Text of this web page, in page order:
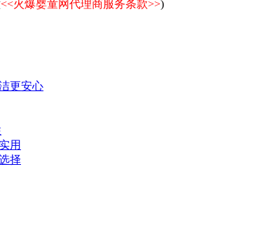
<<火爆婴童网代理商服务条款>>)
更安心
用
择